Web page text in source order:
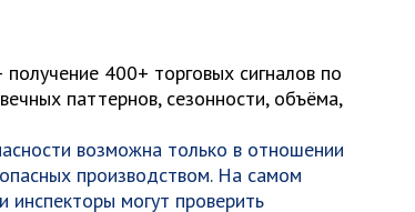
получение 400+ торговых сигналов по
паттернов, сезонности, объёма,
возможна только в отношении
производством. На самом
могут проверить